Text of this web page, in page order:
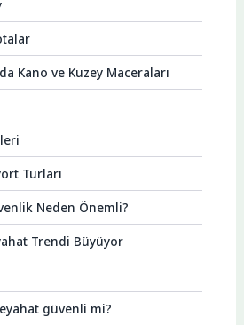
Kano ve Kuzey Maceraları
Turları
Neden Önemli?
Trendi Büyüyor
güvenli mi?